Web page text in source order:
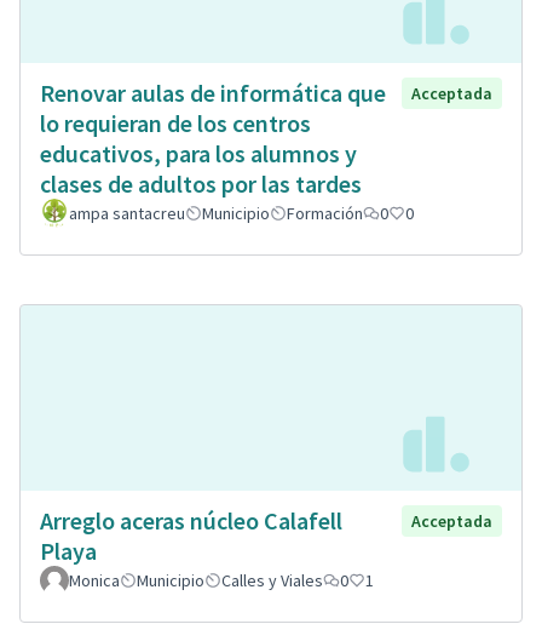
Renovar aulas de informática que
lo requieran de los centros
educativos, para los alumnos y
clases de adultos por las tardes
Acceptada
ampa santacreu Municipio Formación 0 0
Arreglo aceras núcleo Calafell
Playa
Acceptada
Monica Municipio Calles y Viales 0 1